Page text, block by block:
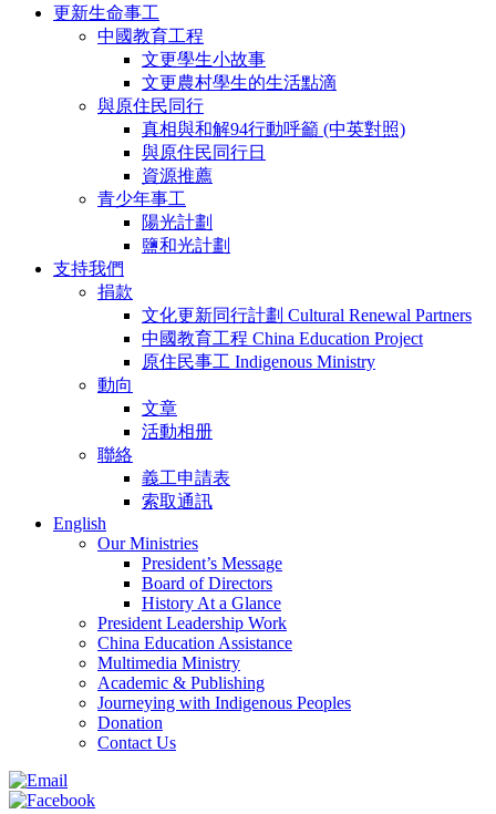
更新生命事工
中國教育工程
文更學生小故事
文更農村學生的生活點滴
與原住民同行
真相與和解94行動呼籲 (中英對照)
與原住民同行日
資源推薦
青少年事工
陽光計劃
鹽和光計劃
支持我們
捐款
文化更新同行計劃 Cultural Renewal Partners
中國教育工程 China Education Project
原住民事工 Indigenous Ministry
動向
文章
活動相册
聯絡
義工申請表
索取通訊
English
Our Ministries
President’s Message
Board of Directors
History At a Glance
President Leadership Work
China Education Assistance
Multimedia Ministry
Academic & Publishing
Journeying with Indigenous Peoples
Donation
Contact Us